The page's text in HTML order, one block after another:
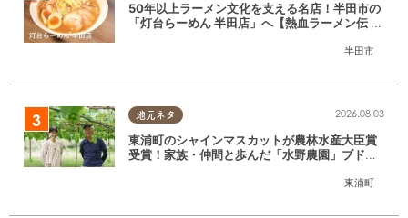
半田市
50年以上ラーメン文化を支える名店！半田市の
「灯台らーめん 半田店」へ【熱血ラーメン伝 8
地元ネタ
東浦町
2026.08.03
東浦町のシャインマスカットが農林水産大臣賞
受賞！家族・仲間と歩んだ「水野農園」ブドウ